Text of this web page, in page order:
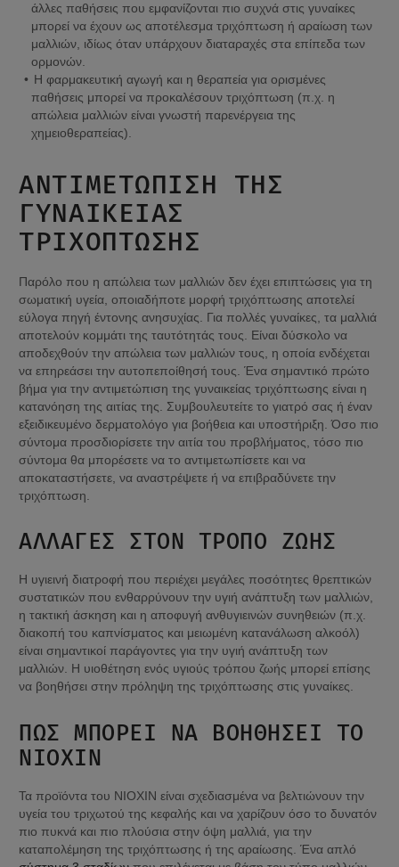
άλλες παθήσεις που εμφανίζονται πιο συχνά στις γυναίκες
μπορεί να έχουν ως αποτέλεσμα τριχόπτωση ή αραίωση των
μαλλιών, ιδίως όταν υπάρχουν διαταραχές στα επίπεδα των
ορμονών.
Η φαρμακευτική αγωγή και η θεραπεία για ορισμένες
παθήσεις μπορεί να προκαλέσουν τριχόπτωση (π.χ. η
απώλεια μαλλιών είναι γνωστή παρενέργεια της
χημειοθεραπείας).
ΑΝΤΙΜΕΤΏΠΙΣΗ ΤΗΣ
ΓΥΝΑΙΚΕΊΑΣ
ΤΡΙΧΌΠΤΩΣΗΣ
Παρόλο που η απώλεια των μαλλιών δεν έχει επιπτώσεις για τη
σωματική υγεία, οποιαδήποτε μορφή τριχόπτωσης αποτελεί
εύλογα πηγή έντονης ανησυχίας. Για πολλές γυναίκες, τα μαλλιά
αποτελούν κομμάτι της ταυτότητάς τους. Είναι δύσκολο να
αποδεχθούν την απώλεια των μαλλιών τους, η οποία ενδέχεται
να επηρεάσει την αυτοπεποίθησή τους. Ένα σημαντικό πρώτο
βήμα για την αντιμετώπιση της γυναικείας τριχόπτωσης είναι η
κατανόηση της αιτίας της. Συμβουλευτείτε το γιατρό σας ή έναν
εξειδικευμένο δερματολόγο για βοήθεια και υποστήριξη. Όσο πιο
σύντομα προσδιορίσετε την αιτία του προβλήματος, τόσο πιο
σύντομα θα μπορέσετε να το αντιμετωπίσετε και να
αποκαταστήσετε, να αναστρέψετε ή να επιβραδύνετε την
τριχόπτωση.
ΑΛΛΑΓΈΣ ΣΤΟΝ ΤΡΌΠΟ ΖΩΉΣ
Η υγιεινή διατροφή που περιέχει μεγάλες ποσότητες θρεπτικών
συστατικών που ενθαρρύνουν την υγιή ανάπτυξη των μαλλιών,
η τακτική άσκηση και η αποφυγή ανθυγιεινών συνηθειών (π.χ.
διακοπή του καπνίσματος και μειωμένη κατανάλωση αλκοόλ)
είναι σημαντικοί παράγοντες για την υγιή ανάπτυξη των
μαλλιών. Η υιοθέτηση ενός υγιούς τρόπου ζωής μπορεί επίσης
να βοηθήσει στην πρόληψη της τριχόπτωσης στις γυναίκες.
ΠΏΣ ΜΠΟΡΕΊ ΝΑ ΒΟΗΘΉΣΕΙ ΤΟ
NIOXIN
Τα προϊόντα του NIOXIN είναι σχεδιασμένα να βελτιώνουν την
υγεία του τριχωτού της κεφαλής και να χαρίζουν όσο το δυνατόν
πιο πυκνά και πιο πλούσια στην όψη μαλλιά, για την